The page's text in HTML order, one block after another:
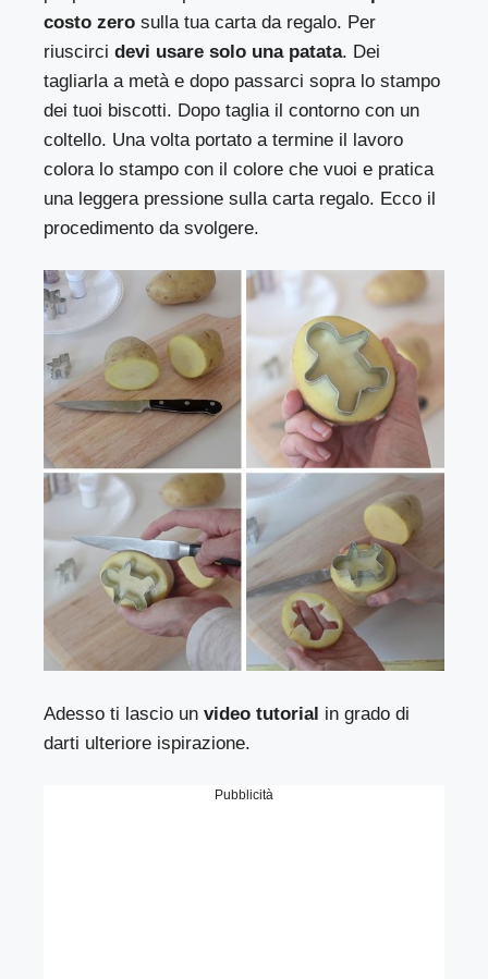
costo zero sulla tua carta da regalo. Per
riuscircidevi usare solo una patata. Dei
tagliarla a metà e dopo passarci sopra lo stampo
dei tuoi biscotti. Dopo taglia il contorno con un
coltello. Una volta portato a termine il lavoro
colora lo stampo con il colore che vuoi e pratica
una leggera pressione sulla carta regalo. Ecco il
procedimento da svolgere.
Adesso ti lascio unvideo tutorial in grado di
darti ulteriore ispirazione.
Pubblicità